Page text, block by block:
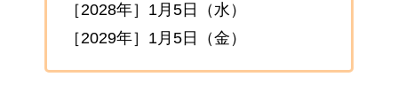
［2028年］1月5日（水）
［2029年］1月5日（金）